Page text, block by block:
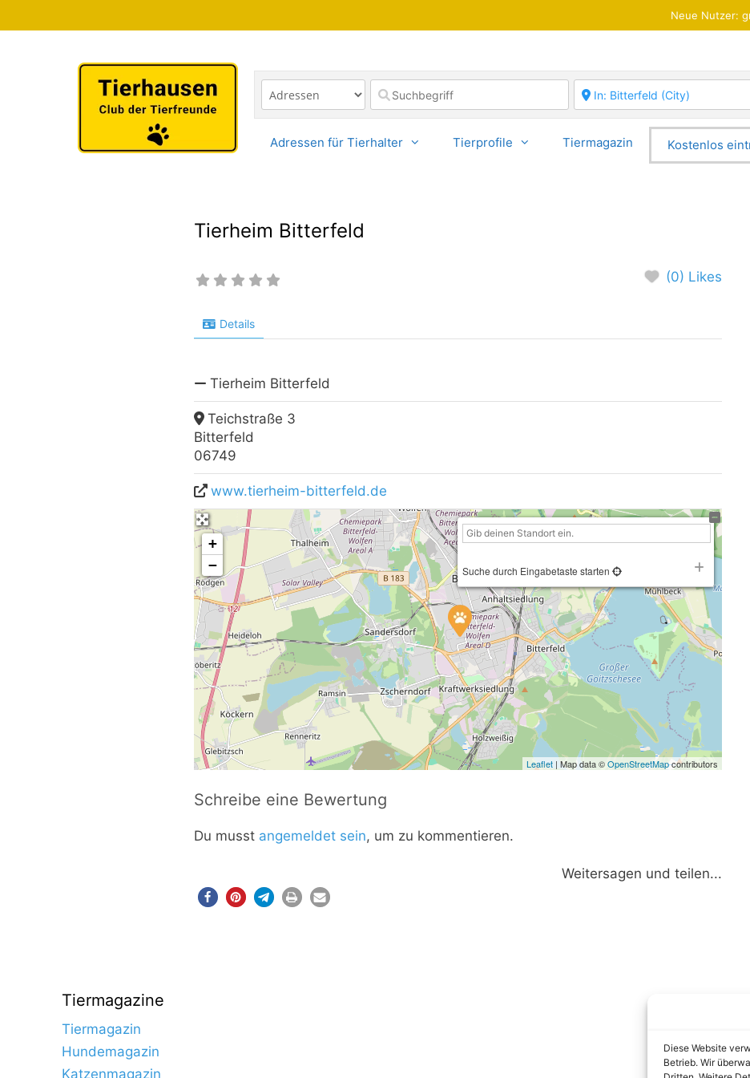
Diese Website
Betrieb. Wir
Inhalt
Neue Nutzer:
Adressen für Tierhalter Tierprofile Tiermagazin Kostenlos
Tierheim Bitterfeld
(0) Likes
Details
Tierheim Bitterfeld
Teichstraße 3
Bitterfeld
06749
www.tierheim-bitterfeld.de
+
−
Suche durch Eingabetaste starten
Leaflet| Map data ©OpenStreetMapcontributors
Schreibe eine Bewertung
Du musst angemeldet sein, um zu kommentieren.
Weitersagen und teilen...
Tiermagazine
Tiermagazin
Hundemagazin
Katzenmagazin